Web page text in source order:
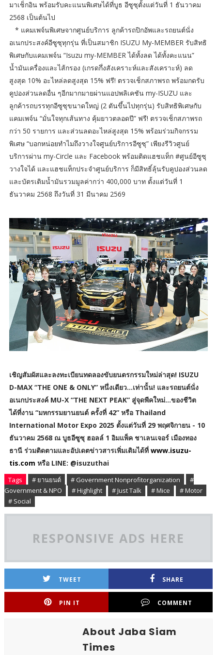
มาเช็กอิน พร้อมรับคะแนนพิเศษได้ที่บูธ อีซูซุตั้งแต่วันที่ 1 ธันวาคม
2568 เป็นต้นไป
* แคมเพจ์นพิเศษจากศูนย์บริการ ลูกค้ารถปิกอัพและรถยนต์นั่ง
อเนกประสงค์อีซูซุทุกรุ่น ที่เป็นสมาชิก ISUZU My-MEMBER รับสิทธิ
พิเศษกับแคมเพจ์น “Isuzu my-MEMBER ได้ทั้งลด ได้ทั้งคะแนน”
น้ำมันเครื่องและไส้กรอง (เกรดกึ่งสังเคราะห์และสังเคราะห์) ลด
สูงสุด 10% อะไหล่ลดสูงสุด 15% ฟรี! ตรวจเช็กสภาพรถ พร้อมกดรับ
คูปองส่วนลดอื่น ๆอีกมากมายผ่านแอปพลิเคชัน my-ISUZU และ
ลูกค้ารถบรรทุกอีซูซุขนาดใหญ่ (2 ตันขึ้นไปทุกรุ่น) รับสิทธิพิเศษกับ
แคมเพจ์น “มั่นใจทุกเส้นทาง คุ้มยาวตลอดปี” ฟรี! ตรวจเช็กสภาพรถ
กว่า 50 รายการ และส่วนลดอะไหล่สูงสุด 15% พร้อมร่วมกิจกรรม
พิเศษ “บอกหน่อยทำไมถึงวางใจศูนย์บริการอีซูซุ” เพียงรีวิวศูนย์
บริการผ่าน my-Circle และ Facebook พร้อมติดแฮชแท็ก #ศูนย์อีซูซุ
วางใจได้ และแฮชแท็กประจำศูนย์บริการ ก็มีสิทธิ์ลุ้นรับคูปองส่วนลด
และบัตรเติมน้ำมันรวมมูลค่ากว่า 400,000 บาท ตั้งแต่วันที่ 1
ธันวาคม 2568 ถึงวันที่ 31 มีนาคม 2569
เชิญสัมผัสและลงทะเบียนทดลองขับยนตรกรรมใหม่ล่าสุด! ISUZU
D-MAX “THE ONE & ONLY” หนึ่งเดียว…เท่านั้น! และรถยนต์นั่ง
อเนกประสงค์ MU-X “THE NEXT PEAK” สู่จุดพีคใหม่…ของชีวิต
ได้ที่งาน “มหกรรมยานยนต์ ครั้งที่ 42” หรือ Thailand
International Motor Expo 2025 ตั้งแต่วันที่ 29 พฤศจิกายน - 10
ธันวาคม 2568 ณ บูธอีซูซุ ฮอลล์ 1 อิมแพ็ค ชาเลนเจอร์ เมืองทอง
ธานี ร่วมติดตามและอัปเดตข่าวสารเพิ่มเติมได้ที่ www.isuzu-
tis.com หรือ LINE: @isuzuthai
Tags # ยานยนต์ # Government Nonprofitorganization
#
Government & NPO
# Highlight # Just Talk # Mice
# Motor
# Social
RESPONSIVE ADS HERE
TWEET SHARE
PIN IT COMMENT
About Jaba Siam
Times